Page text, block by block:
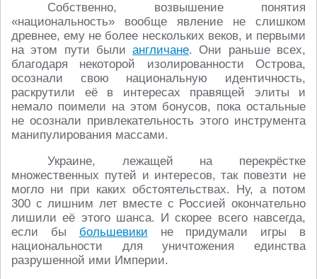
Собственно, возвышение понятия
«национальность» вообще явление не слишком
древнее, ему не более нескольких веков, и первыми
на этом пути былиангличане. Они раньше всех,
благодаря некоторой изолированности Острова,
осознали свою национальную идентичность,
раскрутили её в интересах правящей элиты и
немало поимели на этом бонусов, пока остальные
не осознали привлекательность этого инструмента
манипулирования массами.
Украине, лежащей на перекрёстке
множественных путей и интересов, так повезти не
могло ни при каких обстоятельствах. Ну, а потом
300 с лишним лет вместе с Россией окончательно
лишили её этого шанса. И скорее всего навсегда,
если бы большевики не придумали игры в
национальности для уничтожения единства
разрушенной ими Империи.